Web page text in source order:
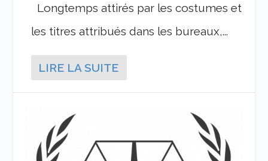
Longtemps attirés par les costumes et
les titres attribués dans les bureaux,...
LIRE LA SUITE